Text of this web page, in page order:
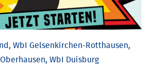
WbI Gelsenkirchen-Rotthausen,
WbI Duisburg